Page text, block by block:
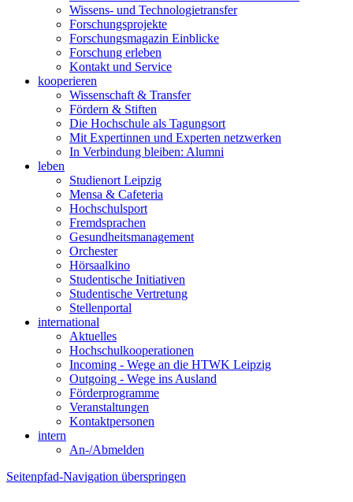
Wissens- und Technologietransfer
Forschungsprojekte
Forschungsmagazin Einblicke
Forschung erleben
Kontakt und Service
kooperieren
Wissenschaft & Transfer
Fördern & Stiften
Die Hochschule als Tagungsort
Mit Expertinnen und Experten netzwerken
In Verbindung bleiben: Alumni
leben
Studienort Leipzig
Mensa & Cafeteria
Hochschulsport
Fremdsprachen
Gesundheitsmanagement
Orchester
Hörsaalkino
Studentische Initiativen
Studentische Vertretung
Stellenportal
international
Aktuelles
Hochschulkooperationen
Incoming - Wege an die HTWK Leipzig
Outgoing - Wege ins Ausland
Förderprogramme
Veranstaltungen
Kontaktpersonen
intern
An-/Abmelden
Seitenpfad-Navigation überspringen